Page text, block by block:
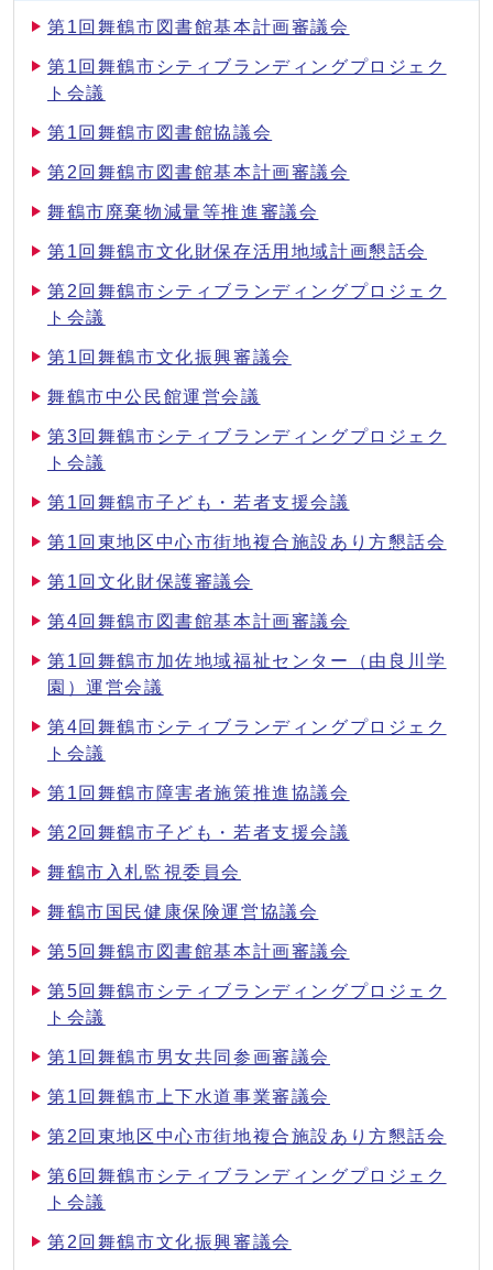
第1回舞鶴市図書館基本計画審議会
第1回舞鶴市シティブランディングプロジェク
ト会議
第1回舞鶴市図書館協議会
第2回舞鶴市図書館基本計画審議会
舞鶴市廃棄物減量等推進審議会
第1回舞鶴市文化財保存活用地域計画懇話会
第2回舞鶴市シティブランディングプロジェク
ト会議
第1回舞鶴市文化振興審議会
舞鶴市中公民館運営会議
第3回舞鶴市シティブランディングプロジェク
ト会議
第1回舞鶴市子ども・若者支援会議
第1回東地区中心市街地複合施設あり方懇話会
第1回文化財保護審議会
第4回舞鶴市図書館基本計画審議会
第1回舞鶴市加佐地域福祉センター（由良川学
園）運営会議
第4回舞鶴市シティブランディングプロジェク
ト会議
第1回舞鶴市障害者施策推進協議会
第2回舞鶴市子ども・若者支援会議
舞鶴市入札監視委員会
舞鶴市国民健康保険運営協議会
第5回舞鶴市図書館基本計画審議会
第5回舞鶴市シティブランディングプロジェク
ト会議
第1回舞鶴市男女共同参画審議会
第1回舞鶴市上下水道事業審議会
第2回東地区中心市街地複合施設あり方懇話会
第6回舞鶴市シティブランディングプロジェク
ト会議
第2回舞鶴市文化振興審議会